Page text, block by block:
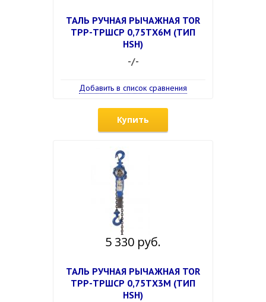
ТАЛЬ РУЧНАЯ РЫЧАЖНАЯ TOR
ТРР-ТРШСР 0,75ТХ6М (ТИП
HSH)
-/-
Добавить в список сравнения
Купить
5 330 руб.
ТАЛЬ РУЧНАЯ РЫЧАЖНАЯ TOR
ТРР-ТРШСР 0,75ТХ3М (ТИП
HSH)